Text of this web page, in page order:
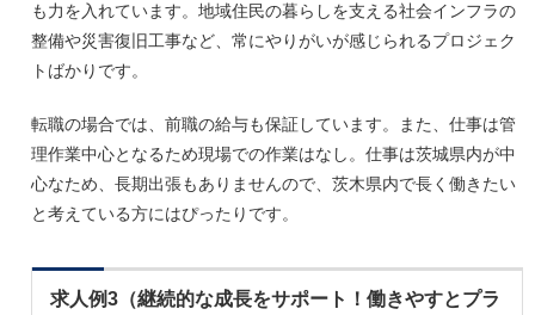
も力を入れています。地域住民の暮らしを支える社会インフラの
整備や災害復旧工事など、常にやりがいが感じられるプロジェク
トばかりです。
転職の場合では、前職の給与も保証しています。また、仕事は管
理作業中心となるため現場での作業はなし。仕事は茨城県内が中
心なため、長期出張もありませんので、茨木県内で長く働きたい
と考えている方にはぴったりです。
求人例3（継続的な成長をサポート！働きやすとプラ